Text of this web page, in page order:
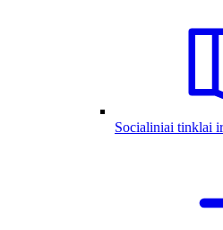
Socialiniai tinklai